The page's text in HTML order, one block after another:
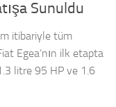
Sunuldu
itibariyle tüm
Egea’nın ilk etapta
litre 95 HP ve 1.6